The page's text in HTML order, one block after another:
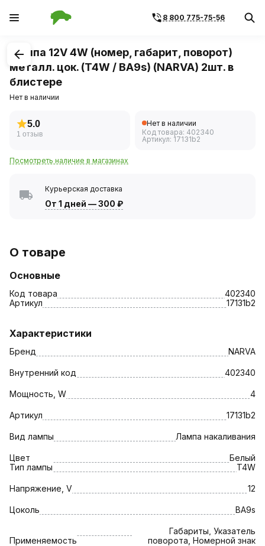
8 800 775-75-56
1/1
Лампа 12V 4W (номер, габарит, поворот)
металл. цок. (T4W / BA9s) (NARVA) 2шт. в
блистере
Нет в наличии
5.0
1 отзыв
Нет в наличии
Код товара: 402340
Артикул: 17131b2
Посмотреть наличие в магазинах
Курьерская доставка
От 1 дней —300 ₽
О товаре
Основные
Код товара
402340
Артикул
17131b2
Характеристики
Бренд NARVA
Внутренний код 402340
Мощность, W 4
Артикул 17131b2
Вид лампы Лампа накаливания
Цвет
Белый
Тип лампы
T4W
Напряжение, V 12
Цоколь BA9s
Применяемость
Габариты, Указатель
поворота, Номерной знак